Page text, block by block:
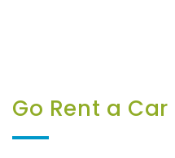
Go Rent a Car